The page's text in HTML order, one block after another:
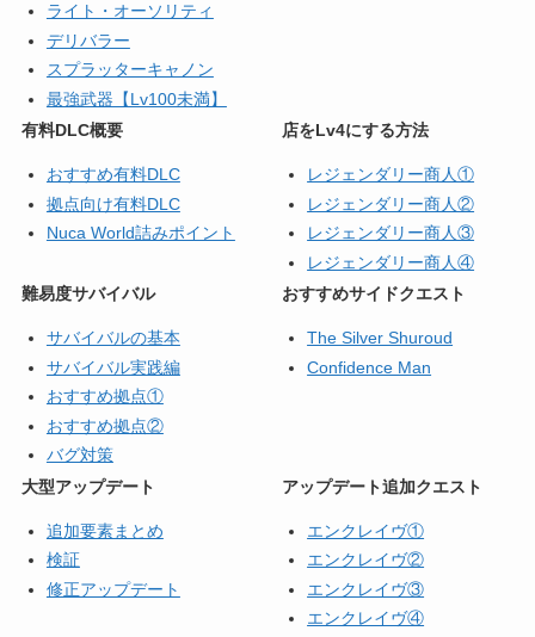
ライト・オーソリティ
デリバラー
スプラッターキャノン
最強武器【Lv100未満】
有料DLC概要
おすすめ有料DLC
拠点向け有料DLC
Nuca World詰みポイント
店をLv4にする方法
レジェンダリー商人①
レジェンダリー商人②
レジェンダリー商人③
レジェンダリー商人④
難易度サバイバル
サバイバルの基本
サバイバル実践編
おすすめ拠点①
おすすめ拠点②
バグ対策
おすすめサイドクエスト
The Silver Shuroud
Confidence Man
大型アップデート
追加要素まとめ
検証
修正アップデート
アップデート追加クエスト
エンクレイヴ①
エンクレイヴ②
エンクレイヴ③
エンクレイヴ④